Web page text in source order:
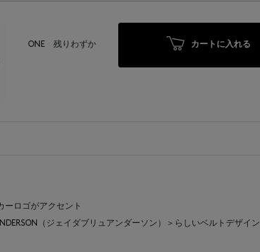
ONE 残りわずか カートに入れる
ーロゴがアクセント
（ジェイダブリュアンダーソン）＞らしいベルトデザイン